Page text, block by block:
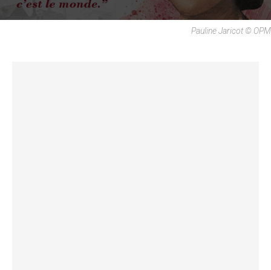
Pauline Jaricot © OPM